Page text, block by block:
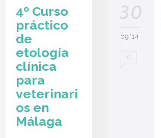
4º Curso
práctico
de
etología
clínica
para
veterinari
os en
Málaga
30
09 '14
0